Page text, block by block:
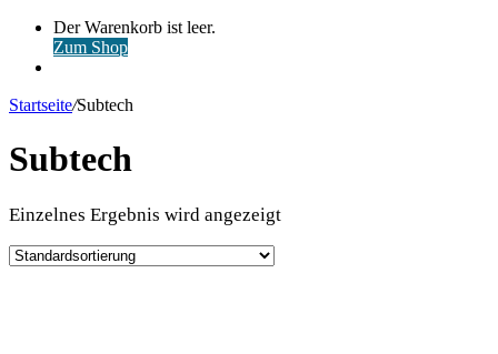
Warenkorb
ansehen
Der Warenkorb ist leer.
Zum Shop
Startseite/Subtech
Subtech
Einzelnes Ergebnis wird angezeigt